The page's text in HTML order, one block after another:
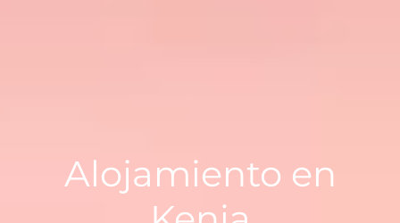
Alojamiento en